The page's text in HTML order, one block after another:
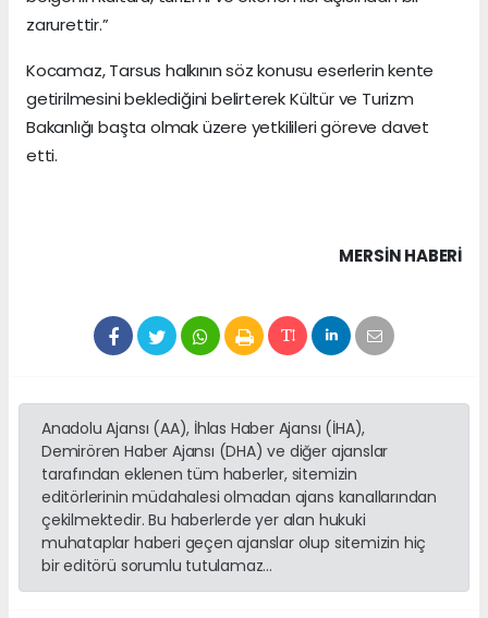
zarurettir.”
Kocamaz, Tarsus halkının söz konusu eserlerin kente
getirilmesini beklediğini belirterek Kültür ve Turizm
Bakanlığı başta olmak üzere yetkilileri göreve davet
etti.
MERSIN HABERİ
Anadolu Ajansı (AA), İhlas Haber Ajansı (İHA),
Demirören Haber Ajansı (DHA) ve diğer ajanslar
tarafından eklenen tüm haberler, sitemizin
editörlerinin müdahalesi olmadan ajans kanallarından
çekilmektedir. Bu haberlerde yer alan hukuki
muhataplar haberi geçen ajanslar olup sitemizin hiç
bir editörü sorumlu tutulamaz...